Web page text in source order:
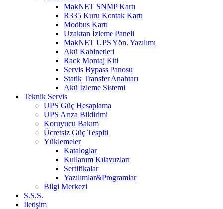
MakNET SNMP Kartı
R335 Kuru Kontak Kartı
Modbus Kartı
Uzaktan İzleme Paneli
MakNET UPS Yön. Yazılımı
Akü Kabinetleri
Rack Montaj Kiti
Servis Bypass Panosu
Statik Transfer Anahtarı
Akü İzleme Sistemi
Teknik Servis
UPS Güç Hesaplama
UPS Arıza Bildirimi
Koruyucu Bakım
Ücretsiz Güç Tespiti
Yüklemeler
Kataloglar
Kullanım Kılavuzları
Sertifikalar
Yazılımlar&Programlar
Bilgi Merkezi
S.S.S.
İletişim